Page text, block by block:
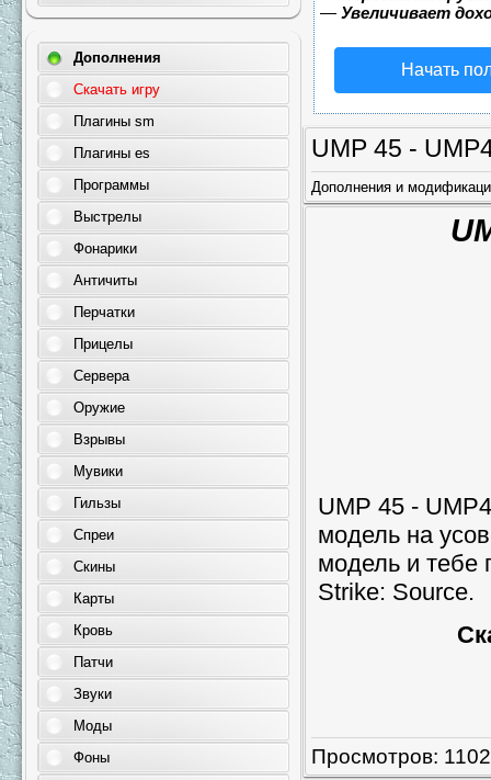
— Увеличивает
Начать
UMP 45 -
Дополнения и
UMP 45 -
модель на
модель и тебе
Strike: Source.
Просмотров:
Дополнения
Скачать игру
Плагины sm
Плагины es
Программы
Выстрелы
Фонарики
Античиты
Перчатки
Прицелы
Сервера
Оружие
Взрывы
Мувики
Гильзы
Спреи
Скины
Карты
Кровь
Патчи
Звуки
Моды
Фоны